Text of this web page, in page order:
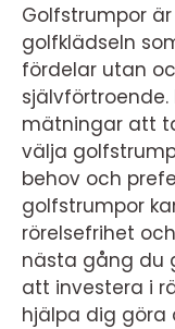
Golfstrumpor
golfklädseln
fördelar utan
mätningar att
välja
behov och
golfstrumpor
rörelsefrihet
nästa gång du
att investera i
hjälpa dig göra